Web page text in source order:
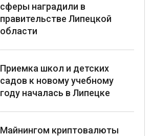
сферы наградили в
правительстве Липецкой
области
Приемка школ и детских
садов к новому учебному
году началась в Липецке
Майнингом криптовалюты